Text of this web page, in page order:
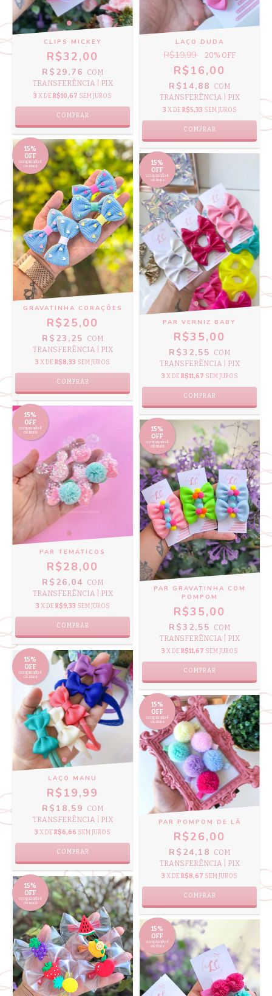
CLIPS MICKEY
R$32,00
R$29,76
COM
TRANSFERÊNCIA | PIX
3 X DE R$10,67 SEM JUROS
COMPRAR
LAÇO DUDA
R$19,99 20% OFF
R$16,00
R$14,88
COM
TRANSFERÊNCIA | PIX
3 X DE R$5,33 SEM JUROS
COMPRAR
15%
OFF
comprando 4
ou mais
GRAVATINHA CORAÇÕES
R$25,00
R$23,25
COM
TRANSFERÊNCIA | PIX
3 X DE R$8,33 SEM JUROS
COMPRAR
15%
OFF
comprando 4
ou mais
PAR VERNIZ BABY
R$35,00
R$32,55
COM
TRANSFERÊNCIA | PIX
3 X DE R$11,67 SEM JUROS
COMPRAR
15%
OFF
comprando 4
ou mais
PAR TEMÁTICOS
R$28,00
R$26,04 COM
TRANSFERÊNCIA | PIX
3 X DE R$9,33 SEM JUROS
COMPRAR
15%
OFF
comprando 4
ou mais
PAR GRAVATINHA COM
POMPOM
R$35,00
R$32,55
COM
TRANSFERÊNCIA | PIX
3 X DE R$11,67 SEM JUROS
COMPRAR
15%
OFF
comprando 4
ou mais
LAÇO MANU
R$19,99
R$18,59
COM
TRANSFERÊNCIA | PIX
3 X DE R$6,66 SEM JUROS
COMPRAR
15%
OFF
comprando 4
ou mais
PAR POMPOM DE LÃ
R$26,00
R$24,18
COM
TRANSFERÊNCIA | PIX
3 X DE R$8,67 SEM JUROS
COMPRAR
15%
OFF
comprando 4
ou mais
15%
OFF
comprando 4
ou mais